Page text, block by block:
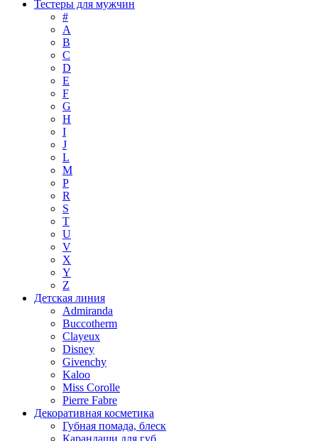
Тестеры для мужчин
#
A
B
C
D
E
F
G
H
I
J
L
M
P
R
S
T
U
V
X
Y
Z
Детская линия
Admiranda
Buccotherm
Clayeux
Disney
Givenchy
Kaloo
Miss Corolle
Pierre Fabre
Декоративная косметика
Губная помада, блеск
Карандаши для губ